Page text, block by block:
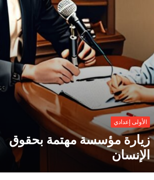
الأولى إعدادي
زيارة مؤسسة مهتمة بحقوق
الإنسان